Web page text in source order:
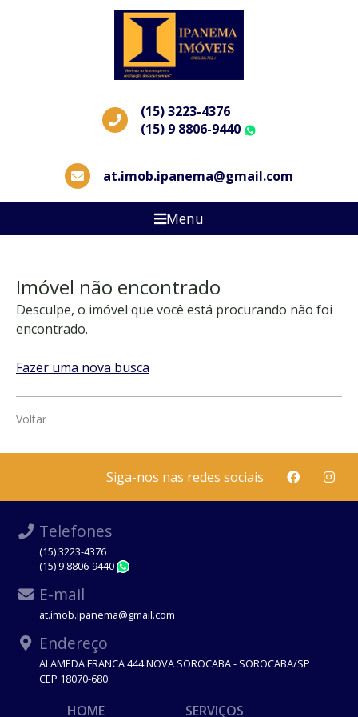
(15) 3223-4376
(15) 9 8806-9440
at.imob.ipanema@gmail.com
Menu
Imóvel não encontrado
Desculpe, o imóvel que você está procurando não foi
encontrado.
Fazer uma nova busca
Voltar
Siga-nos nas redes sociais
Telefones
(15) 3223-4376
(15) 9 8806-9440
E-mail
at.imob.ipanema@gmail.com
Endereço
ALAMEDA FRANCA 444 NOVA SOROCABA - SOROCABA/SP
CEP 18070-680
HOME SERVIÇOS